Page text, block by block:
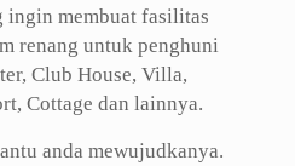
ingin membuat fasilitas
renang untuk penghuni
Club House, Villa,
Cottage dan lainnya.
anda mewujudkanya.